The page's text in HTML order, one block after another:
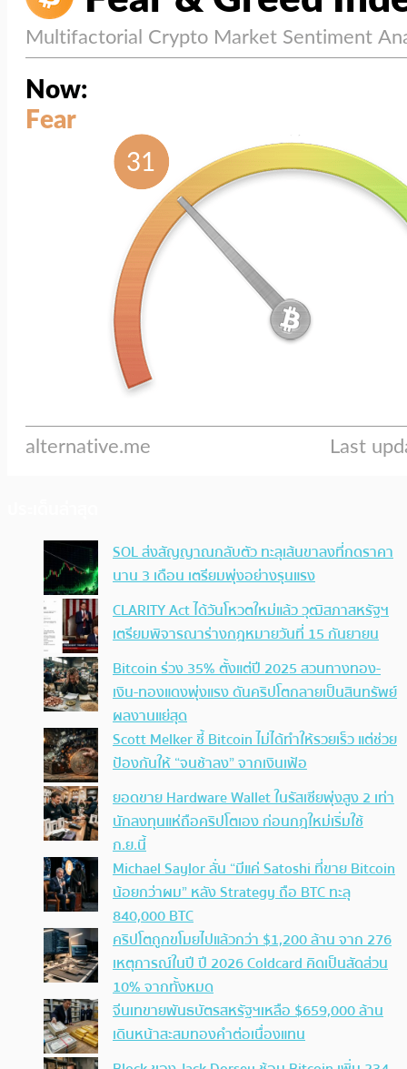
SOL ส่งสัญญาณกลับตัว ทะลุเส้นขาลงที่กดราคา
นาน 3 เดือน เตรียมพุ่งอย่างรุนแรง
CLARITY Act ได้วันโหวตใหม่แล้ว วุฒิสภาสหรัฐฯ
เตรียมพิจารณาร่างกฎหมายวันที่ 15 กันยายน
Bitcoin ร่วง 35% ตั้งแต่ปี 2025 สวนทางทอง-
เงิน-ทองแดงพุ่งแรง ดันคริปโตกลายเป็นสินทรัพย์
ผลงานแย่สุด
Scott Melker ชี้ Bitcoin ไม่ได้ทำให้รวยเร็ว แต่ช่วย
ป้องกันให้ “จนช้าลง” จากเงินเฟ้อ
ยอดขาย Hardware Wallet ในรัสเซียพุ่งสูง 2 เท่า
นักลงทุนแห่ถือคริปโตเอง ก่อนกฎใหม่เริ่มใช้
ก.ย.นี้
Michael Saylor ลั่น “มีแค่ Satoshi ที่ขาย Bitcoin
น้อยกว่าผม” หลัง Strategy ถือ BTC ทะลุ
840,000 BTC
คริปโตถูกขโมยไปแล้วกว่า $1,200 ล้าน จาก 276
เหตุการณ์ในปี ปี 2026 Coldcard คิดเป็นสัดส่วน
10% จากทั้งหมด
จีนเทขายพันธบัตรสหรัฐฯเหลือ $659,000 ล้าน
เดินหน้าสะสมทองคำต่อเนื่องแทน